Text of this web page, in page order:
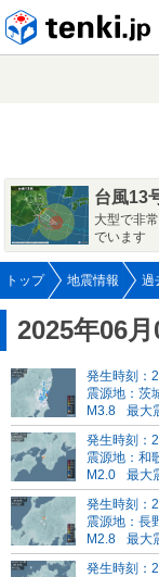
台風13
大型で非
でいます
トップ 地震情報 過
2025年06
発生時刻：
震源地：茨
M3.8
最大
発生時刻：
震源地：和
M2.0
最大
発生時刻：
震源地：長
M2.8
最大
発生時刻：